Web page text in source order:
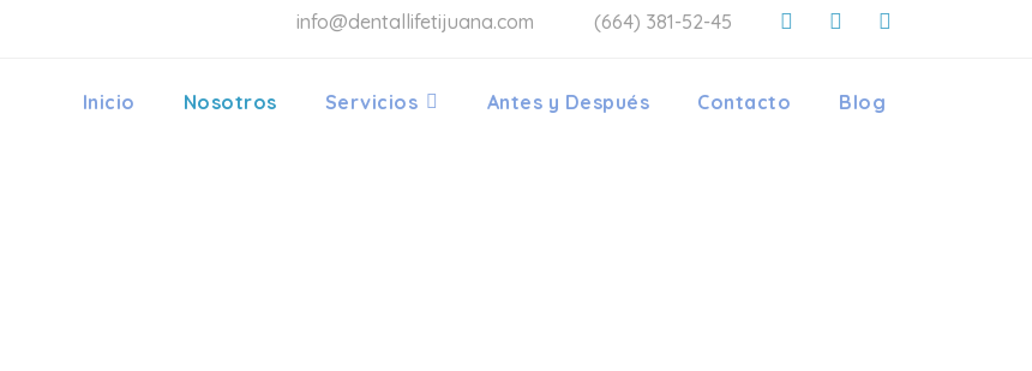
info@dentallifetijuana.com (664) 381-52-45
Inicio Nosotros Servicios Antes y Después Contacto Blog